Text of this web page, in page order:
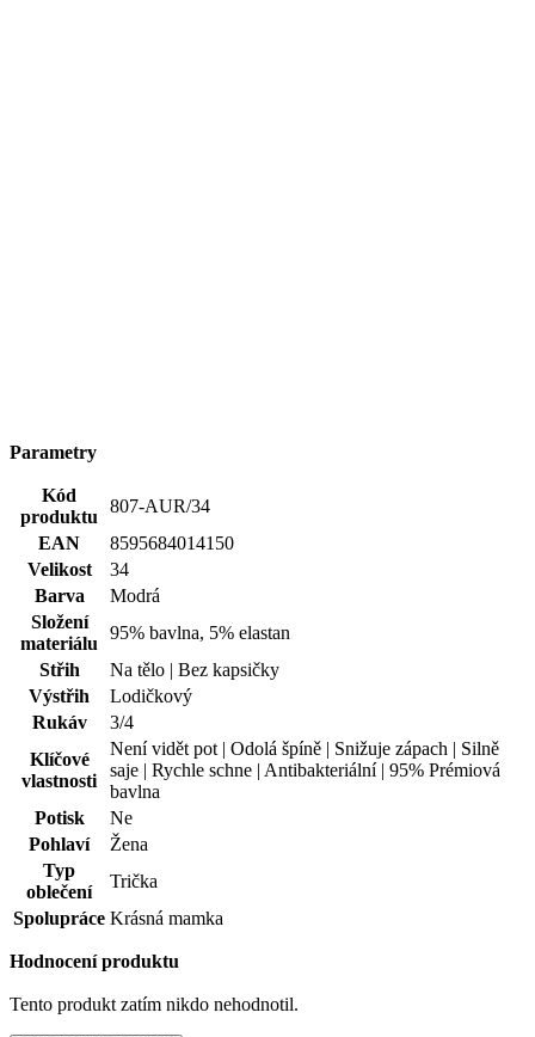
Parametry
Kód
produktu
807-AUR/34
EAN
8595684014150
Velikost
34
Barva
Modrá
Složení
materiálu
95% bavlna, 5% elastan
Střih
Na tělo | Bez kapsičky
Výstřih
Lodičkový
Rukáv
3/4
Klíčové
vlastnosti
Není vidět pot | Odolá špíně | Snižuje zápach | Silně
saje | Rychle schne | Antibakteriální | 95% Prémiová
bavlna
Potisk
Ne
Pohlaví
Žena
Typ
oblečení
Trička
Spolupráce Krásná mamka
Hodnocení produktu
Tento produkt zatím nikdo nehodnotil.